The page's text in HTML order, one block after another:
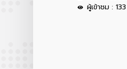
ผู้เข้าชม :